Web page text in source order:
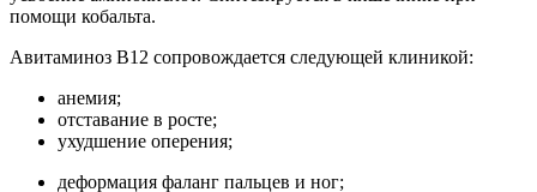
помощи кобальта.
Авитаминоз В12 сопровождается следующей клиникой:
анемия;
отставание в росте;
ухудшение оперения;
деформация фаланг пальцев и ног;